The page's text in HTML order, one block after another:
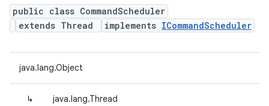
public class CommandScheduler
extends Thread
implements ICommandScheduler
java.lang.Object
↳ java.lang.Thread